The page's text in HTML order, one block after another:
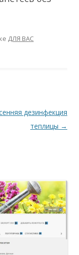
ДЛЯ ВАС
дезинфекция
теплицы →